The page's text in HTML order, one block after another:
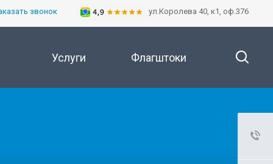
ул.Королева 40, к1, оф.376
звонок
Услуги Флагштоки